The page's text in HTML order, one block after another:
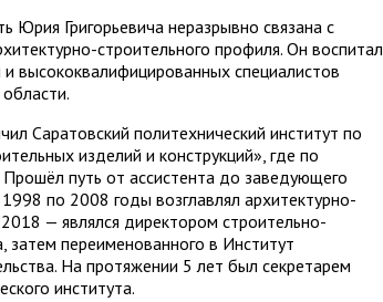
Юрия Григорьевича неразрывно связана с
строительного профиля. Он воспитал
высококвалифицированных специалистов
Саратовский политехнический институт по
изделий и конструкций», где по
путь от ассистента до заведующего
по 2008 годы возглавлял архитектурно-
— являлся директором строительно-
затем переименованного в Институт
На протяжении 5 лет был секретарем
института.